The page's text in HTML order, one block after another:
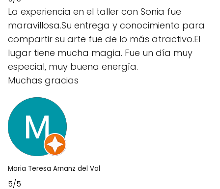
La experiencia en el taller con Sonia fue
maravillosa.Su entrega y conocimiento para
compartir su arte fue de lo más atractivo.El
lugar tiene mucha magia. Fue un día muy
especial, muy buena energía.
Muchas gracias
Maria Teresa Arnanz del Val
5/5